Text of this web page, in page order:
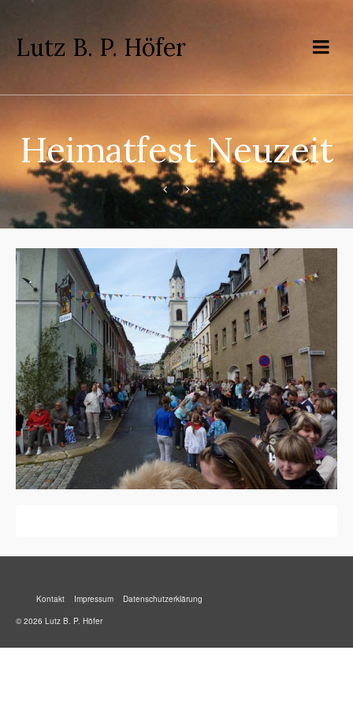
Lutz B. P. Höfer
Heimatfest Neuzeit
Kontakt Impressum
Datenschutzerklärung
© 2026 Lutz B. P. Höfer